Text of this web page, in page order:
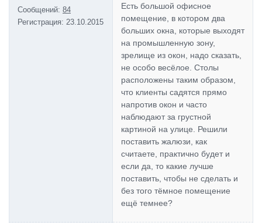
Сообщений: 84
Регистрация: 23.10.2015
Есть большой офисное
помещение, в котором два
больших окна, которые выходят
на промышленную зону,
зрелище из окон, надо сказать,
не особо весёлое. Столы
расположены таким образом,
что клиенты садятся прямо
напротив окон и часто
наблюдают за грустной
картиной на улице. Решили
поставить жалюзи, как
считаете, практично будет и
если да, то какие лучше
поставить, чтобы не сделать и
без того тёмное помещение
ещё темнее?